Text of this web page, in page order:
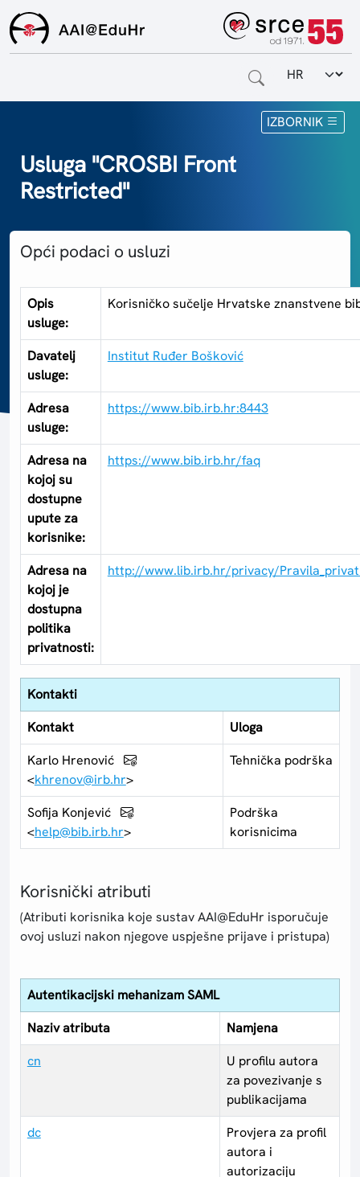
Odabir
IZBORNIK
Za krajnje korisnike
Za davatelje usluga
Za matične ustanove
Kontakt
Usluga "CROSBI Front
Restricted"
Opći podaci o usluzi
Opis
usluge:
Korisničko sučelje Hrvatske znanstvene
Davatelj
usluge:
Institut Ruđer Bošković
Adresa
usluge:
https://www.bib.irb.hr:8443
Adresa na
kojoj su
dostupne
upute za
korisnike:
https://www.bib.irb.hr/faq
Adresa na
kojoj je
dostupna
politika
privatnosti:
http://www.lib.irb.hr/privacy/
Kontakti
Kontakt
Uloga
Karlo Hrenović
<khrenov@irb.hr>
Tehnička podrška
Sofija Konjević
<help@bib.irb.hr>
Podrška
korisnicima
Korisnički atributi
(Atributi korisnika koje sustav AAI@EduHr isporučuje
ovoj usluzi nakon njegove uspješne prijave i pristupa)
Autentikacijski mehanizam SAML
Naziv atributa
Namjena
cn
U profilu autora
za povezivanje s
publikacijama
dc
Provjera za profil
autora i
autorizaciju